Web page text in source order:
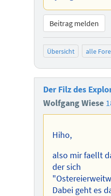
Beitrag melden
Übersicht alle
Der Filz des
Wolfgang Wiese
Hiho,
also mir faellt
der sich
Dabei geht es